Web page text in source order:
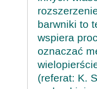
barwniki to
wspiera
oznaczać
(referat: K.